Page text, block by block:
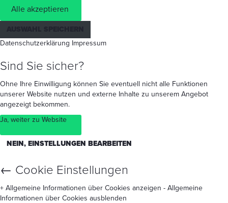
Alle akzeptieren
Datenschutzerklärung Impressum
Sind Sie sicher?
Ohne Ihre Einwilligung können Sie eventuell nicht alle Funktionen
unserer Website nutzen und externe Inhalte zu unserem Angebot
angezeigt bekommen.
Ja, weiter zu Website
NEIN, EINSTELLUNGEN BEARBEITEN
← Cookie Einstellungen
+ Allgemeine Informationen über Cookies anzeigen - Allgemeine
Informationen über Cookies ausblenden